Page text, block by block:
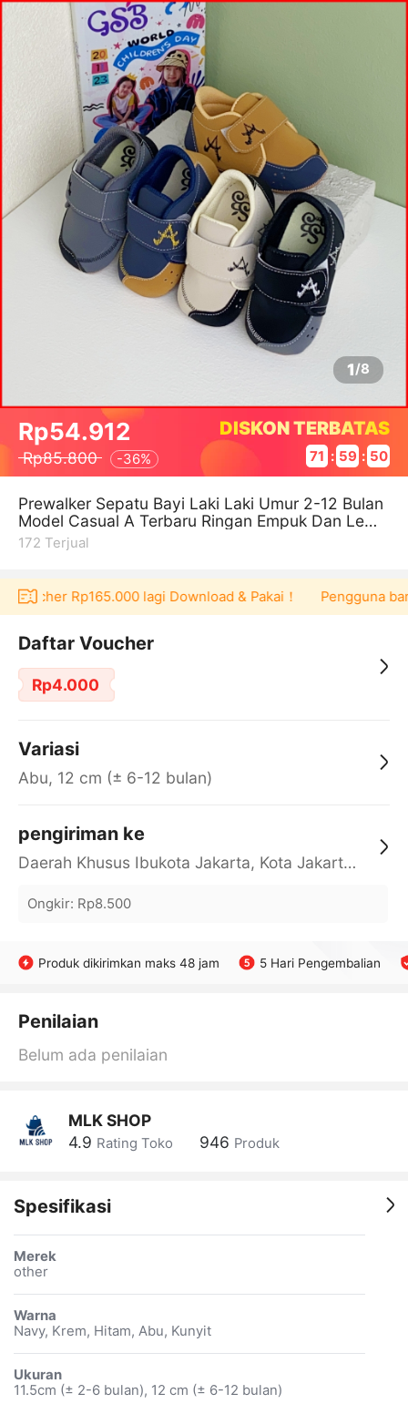
1/8
Rp54.912
Rp85.800 -36%
DISKON TERBATAS
71 : 59 : 50
Prewalker Sepatu Bayi Laki Laki Umur 2-12 Bulan
Model Casual A Terbaru Ringan Empuk Dan Lemb
ut
172 Terjual
Rp165.000 lagi Download & Pakai！ Pengguna
Daftar Voucher
Rp4.000
Variasi
Abu, 12 cm (± 6-12 bulan)
pengiriman ke
Daerah Khusus Ibukota Jakarta, Kota Jakarta Barat, Cengkareng, yy
Ongkir: Rp8.500
Produk dikirimkan maks 48 jam 5 Hari Pengembalian
Penilaian
Belum ada penilaian
MLK SHOP
4.9 Rating Toko 946 Produk
Spesifikasi
Merek
other
Warna
Navy, Krem, Hitam, Abu, Kunyit
Ukuran
11.5cm (± 2-6 bulan), 12 cm (± 6-12 bulan)